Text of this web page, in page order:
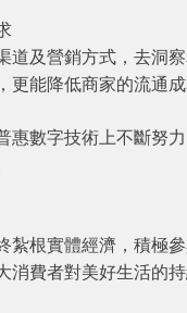
道及營銷方式，去洞
能降低商家的流通
惠數字技術上不斷努
紮根實體經濟，積極
費者對美好生活的持